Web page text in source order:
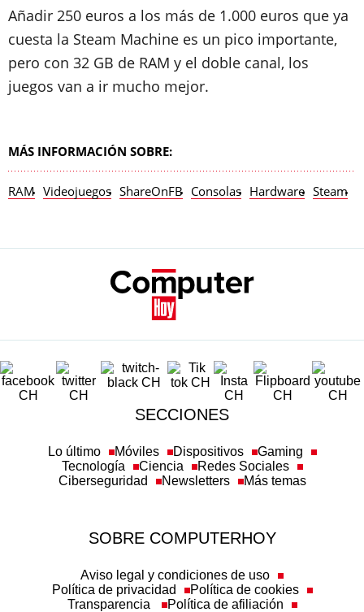
Añadir 250 euros a los más de 1.000 euros que ya
cuesta la Steam Machine es un pico importante,
pero con 32 GB de RAM y el doble canal, los
juegos van a ir mucho mejor.
MÁS INFORMACIÓN SOBRE:
RAM Videojuegos ShareOnFB Consolas Hardware Steam
SECCIONES
Tecnología
Ciencia
Redes Sociales
Ciberseguridad
Newsletters Más temas
Política de privacidad
Política de cookies
Transparencia
Política de afiliación
Misión y valores
Suscripción